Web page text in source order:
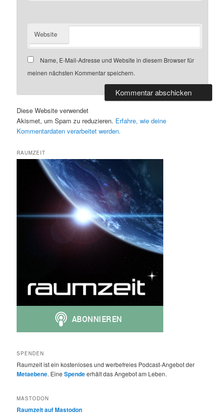
Website
Name, E-Mail-Adresse und Website in diesem Browser für
meinen nächsten Kommentar speichern.
Diese Website verwendet
Akismet, um Spam zu reduzieren. Erfahre, wie deine
Kommentardaten verarbeitet werden.
RAUMZEIT
SPENDEN
Raumzeit ist ein kostenloses und werbefreies Podcast-Angebot der
Metaebene. EineSpendeerhält das Angebot am Leben.
MASTODON
Raumzeit auf Mastodon